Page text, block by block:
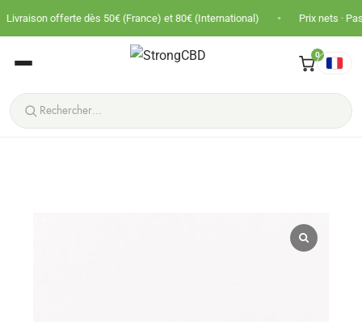
dès 50€ (France) et 80€ (International) • Prix nets · Pas de TVA ·
0